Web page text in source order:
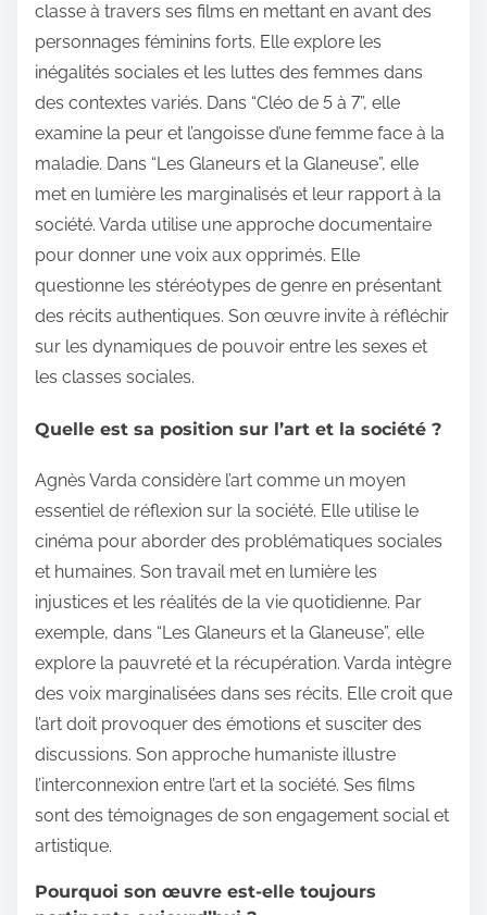
classe à travers ses films en mettant en avant des
personnages féminins forts. Elle explore les
inégalités sociales et les luttes des femmes dans
des contextes variés. Dans “Cléo de 5 à 7”, elle
examine la peur et l’angoisse d’une femme face à la
maladie. Dans “Les Glaneurs et la Glaneuse”, elle
met en lumière les marginalisés et leur rapport à la
société. Varda utilise une approche documentaire
pour donner une voix aux opprimés. Elle
questionne les stéréotypes de genre en présentant
des récits authentiques. Son œuvre invite à réfléchir
sur les dynamiques de pouvoir entre les sexes et
les classes sociales.
Quelle est sa position sur l’art et la société ?
Agnès Varda considère l’art comme un moyen
essentiel de réflexion sur la société. Elle utilise le
cinéma pour aborder des problématiques sociales
et humaines. Son travail met en lumière les
injustices et les réalités de la vie quotidienne. Par
exemple, dans “Les Glaneurs et la Glaneuse”, elle
explore la pauvreté et la récupération. Varda intègre
des voix marginalisées dans ses récits. Elle croit que
l’art doit provoquer des émotions et susciter des
discussions. Son approche humaniste illustre
l’interconnexion entre l’art et la société. Ses films
sont des témoignages de son engagement social et
artistique.
Pourquoi son œuvre est-elle toujours